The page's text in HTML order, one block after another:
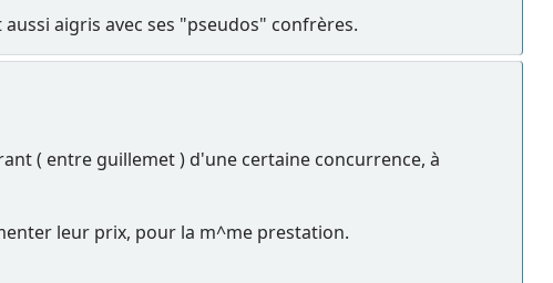
aigris avec ses "pseudos" confrères.
( entre guillemet ) d'une certaine concurrence, à
leur prix, pour la m^me prestation.